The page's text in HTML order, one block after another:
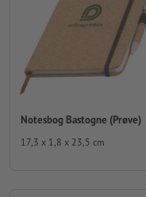
Notesbog Bastogne (Prøve)
17,3 x 1,8 x 23,5 cm